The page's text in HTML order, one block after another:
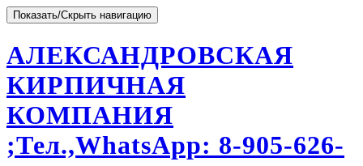
Показать/Скрыть навигацию
АЛЕКСАНДРОВСКАЯ
КИРПИЧНАЯ
КОМПАНИЯ
;Тел.,WhatsApp: 8-905-626-